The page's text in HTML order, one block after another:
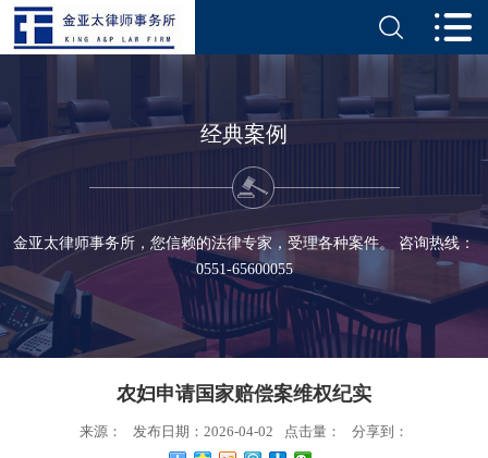
经典案例
金亚太律师事务所，您信赖的法律专家，受理各种案件。 咨询热线：
0551-65600055
农妇申请国家赔偿案维权纪实
来源： 发布日期：2026-04-02 点击量： 分享到：